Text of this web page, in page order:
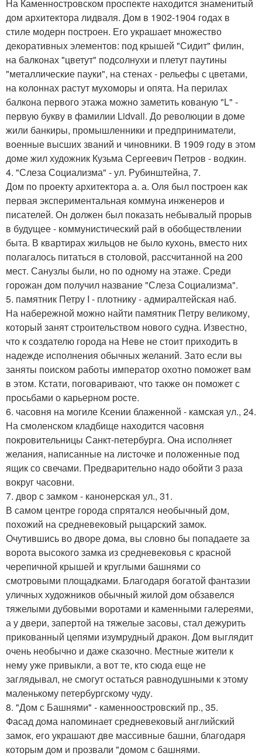
На Каменностровском проспекте находится знаменитый
дом архитектора лидваля. Дом в 1902-1904 годах в
стиле модерн построен. Его украшает множество
декоративных элементов: под крышей "Сидит" филин,
на балконах "цветут" подсолнухи и плетут паутины
"металлические пауки", на стенах - рельефы с цветами,
на колоннах растут мухоморы и опята. На перилах
балкона первого этажа можно заметить кованую "L" -
первую букву в фамилии Lidvall. До революции в доме
жили банкиры, промышленники и предприниматели,
военные высших званий и чиновники. В 1909 году в этом
доме жил художник Кузьма Сергеевич Петров - водкин.
4. "Слеза Социализма" - ул. Рубинштейна, 7.
Дом по проекту архитектора а. а. Оля был построен как
первая экспериментальная коммуна инженеров и
писателей. Он должен был показать небывалый прорыв
в будущее - коммунистический рай в обобществлении
быта. В квартирах жильцов не было кухонь, вместо них
полагалось питаться в столовой, рассчитанной на 200
мест. Санузлы были, но по одному на этаже. Среди
горожан дом получил название "Слеза Социализма".
5. памятник Петру I - плотнику - адмиралтейская наб.
На набережной можно найти памятник Петру великому,
который занят строительством нового судна. Известно,
что к создателю города на Неве не стоит приходить в
надежде исполнения обычных желаний. Зато если вы
заняты поиском работы император охотно поможет вам
в этом. Кстати, поговаривают, что также он поможет с
просьбами о карьерном росте.
6. часовня на могиле Ксении блаженной - камская ул., 24.
На смоленском кладбище находится часовня
покровительницы Санкт-петербурга. Она исполняет
желания, написанные на листочке и положенные под
ящик со свечами. Предварительно надо обойти 3 раза
вокруг часовни.
7. двор с замком - канонерская ул., 31.
В самом центре города спрятался необычный дом,
похожий на средневековый рыцарский замок.
Очутившись во дворе дома, вы словно бы попадаете за
ворота высокого замка из средневековья с красной
черепичной крышей и круглыми башнями со
смотровыми площадками. Благодаря богатой фантазии
уличных художников обычный жилой дом обзавелся
тяжелыми дубовыми воротами и каменными галереями,
а у двери, запертой на тяжелые засовы, стал дежурить
прикованный цепями изумрудный дракон. Дом выглядит
очень необычно и даже сказочно. Местные жители к
нему уже привыкли, а вот те, кто сюда еще не
заглядывал, не смогут остаться равнодушными к этому
маленькому петербургскому чуду.
8. "Дом с Башнями" - каменноостровский пр., 35.
Фасад дома напоминает средневековый английский
замок, его украшают две массивные башни, благодаря
которым дом и прозвали "домом с башнями.